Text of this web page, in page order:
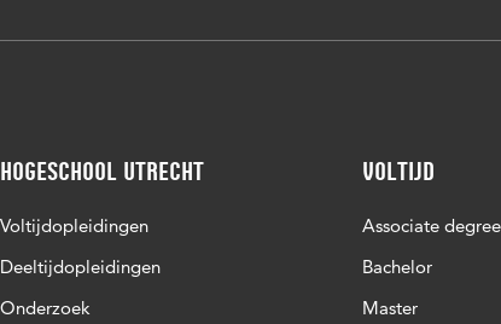
Hogeschool Utrecht
Voltijdopleidingen
Deeltijdopleidingen
Onderzoek
Voltijd
Associate degree
Bachelor
Master